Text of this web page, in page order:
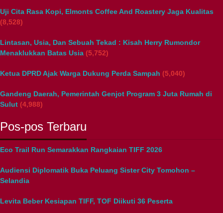
Uji Cita Rasa Kopi, Elmonts Coffee And Roastery Jaga Kualitas
(8,528)
Lintasan, Usia, Dan Sebuah Tekad : Kisah Herry Rumondor
Menaklukkan Batas Usia (5,752)
Ketua DPRD Ajak Warga Dukung Perda Sampah (5,040)
Gandeng Daerah, Pemerintah Genjot Program 3 Juta Rumah di
Sulut (4,988)
Pos-pos Terbaru
Eco Trail Run Semarakkan Rangkaian TIFF 2026
Audiensi Diplomatik Buka Peluang Sister City Tomohon –
Selandia
Levita Beber Kesiapan TIFF, TOF Diikuti 36 Peserta